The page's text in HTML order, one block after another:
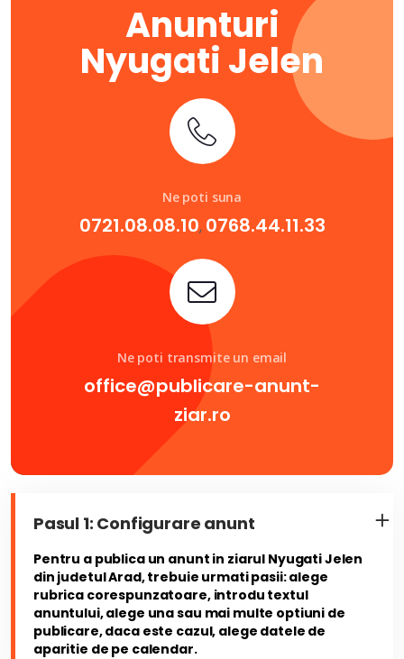
Anunturi
Nyugati Jelen
Ne poti suna
0721.08.08.10, 0768.44.11.33
Ne poti transmite un email
office@publicare-anunt-
ziar.ro
Pasul 1: Configurare anunt
Pentru a publica un anunt in ziarul Nyugati Jelen
din judetul Arad, trebuie urmati pasii: alege
rubrica corespunzatoare, introdu textul
anuntului, alege una sau mai multe optiuni de
publicare, daca este cazul, alege datele de
aparitie de pe calendar.